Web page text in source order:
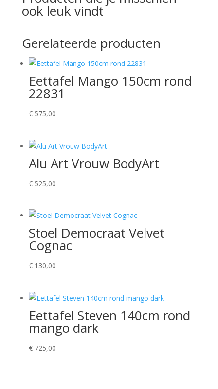
ook leuk vindt
Gerelateerde producten
Eettafel Mango 150cm rond
22831
€575,00
Alu Art Vrouw BodyArt
€525,00
Stoel Democraat Velvet
Cognac
€130,00
Eettafel Steven 140cm rond
mango dark
€725,00